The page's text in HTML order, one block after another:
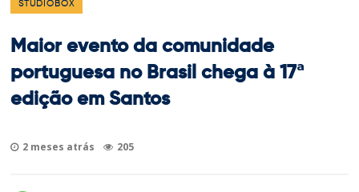
STUDIOBOX
Maior evento da comunidade
portuguesa no Brasil chega à 17ª
edição em Santos
2 meses atrás 205